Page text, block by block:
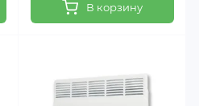
В корзину